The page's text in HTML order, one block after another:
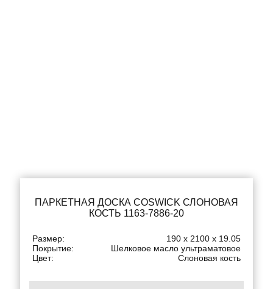
ПАРКЕТНАЯ ДОСКА COSWICK СЛОНОВАЯ
КОСТЬ 1163-7886-20
Размер:
190 x 2100 x 19.05
Покрытие:
Шелковое масло ультраматовое
Цвет:
Слоновая кость